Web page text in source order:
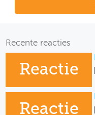
Recente reacties
Reactie
Reactie